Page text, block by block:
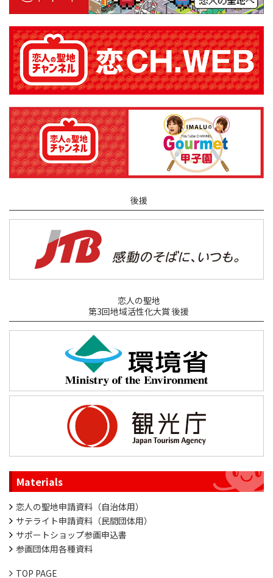
後援
恋人の聖地
第3回地域活性化大賞 後援
Materials
恋人の聖地申請資料（自治体用）
サテライト申請資料（民間団体用）
サポートショップ参画申込書
参画団体用各種資料
TOP PAGE